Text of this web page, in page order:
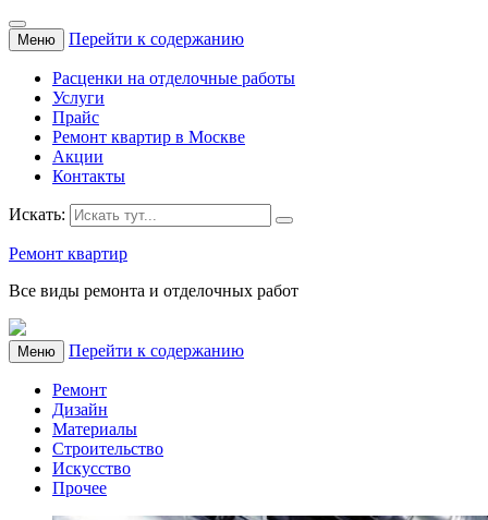
Меню Перейти к содержанию
Расценки на отделочные работы
Услуги
Прайс
Ремонт квартир в Москве
Акции
Контакты
Искать:
Ремонт квартир
Все виды ремонта и отделочных работ
Меню Перейти к содержанию
Ремонт
Дизайн
Материалы
Строительство
Искусство
Прочее